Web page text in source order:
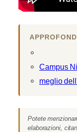
Campus
meglio
Potete
elaborazioni,